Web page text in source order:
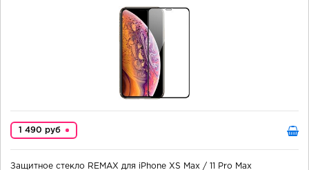
1 490 руб
Защитное стекло REMAX для iPhone XS Max / 11 Pro Max